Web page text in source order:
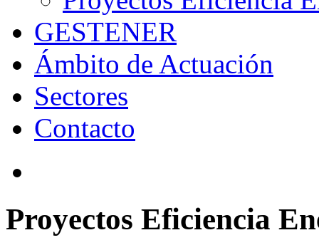
GESTENER
Ámbito de Actuación
Sectores
Contacto
Proyectos Eficiencia